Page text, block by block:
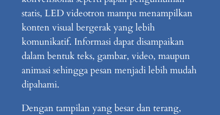
statis, LED videotron mampu menampilkan
konten visual bergerak yang lebih
komunikatif. Informasi dapat disampaikan
dalam bentuk teks, gambar, video, maupun
animasi sehingga pesan menjadi lebih mudah
dipahami.
Dengan tampilan yang besar dan terang,